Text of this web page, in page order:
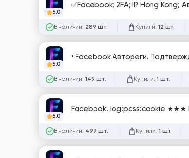
5.0
✅Facebook; 2FA; IP Hong Kong;
В наличии: 289 шт. Купили: 12 шт.
5.0
• Facebook Автореги.
В наличии: 149 шт. Купили: 1 шт.
5.0
Facebook. log:pass:cookie ★★★
В наличии: 499 шт. Купили: 1 шт.